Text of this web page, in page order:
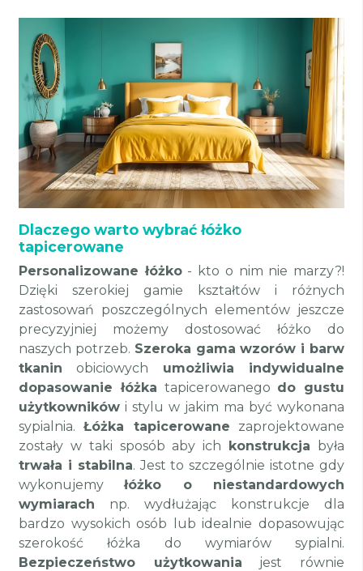
Dlaczego warto wybrać łóżko
tapicerowane
Personalizowane łóżko- kto o nim nie marzy?!
Dzięki szerokiej gamie kształtów i różnych
zastosowań poszczególnych elementów jeszcze
precyzyjniej możemy dostosować łóżko do
naszych potrzeb. Szeroka gama wzorów i barw
tkanin obiciowych umożliwia indywidualne
dopasowanie łóżka tapicerowanego do gustu
użytkowników i stylu w jakim ma być wykonana
sypialnia.Łóżka tapicerowane zaprojektowane
zostały w taki sposób aby ich konstrukcja była
trwała i stabilna. Jest to szczególnie istotne gdy
wykonujemyłóżko o niestandardowych
wymiarach np. wydłużając konstrukcje dla
bardzo wysokich osób lub idealnie dopasowując
szerokość łóżka do wymiarów sypialni.
Bezpieczeństwo użytkowania jest równie